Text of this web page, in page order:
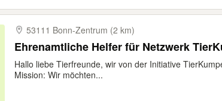
53111 Bonn-​Zentrum (2 km)
Ehrenamtliche Helfer für Netzwerk
Hallo liebe Tierfreunde, wir von der Initiative
Mission: Wir möchten...